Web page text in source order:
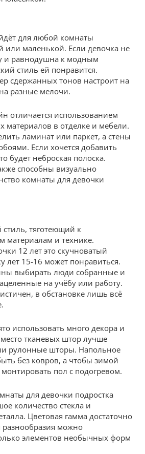
для любой комнаты
или маленькой. Если девочка не
и равнодушна к модным
стиль ей понравится.
сдержанных тонов настроит на
разные мелочи.
отличается использованием
материалов в отделке и мебели.
ламинат или паркет, а стены
Если хочется добавить
будет неброская полоска.
способны визуально
комнаты для девочки
стиль, тяготеющий к
материалам и технике.
12 лет это скучноватый
лет 15-16 может понравиться.
выбирать люди собранные и
на учёбу или работу.
в обстановке лишь всё
использовать много декора и
тканевых штор лучше
рулонные шторы. Напольное
без ковров, а чтобы зимой
пол с подогревом.
для девочки подростка
количество стекла и
Цветовая гамма достаточно
разнообразия можно
элементов необычных форм